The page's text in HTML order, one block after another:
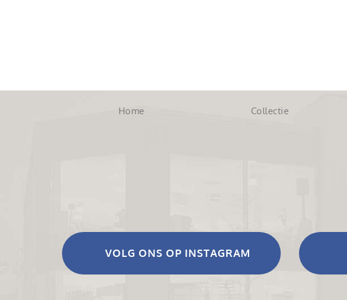
Home Collectie
VOLG ONS OP INSTAGRAM